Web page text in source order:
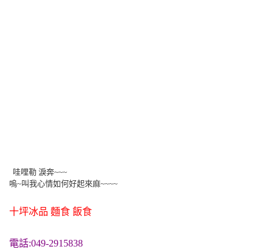
哇哩勒 淚奔~~~
嗚~叫我心情如何好起來麻~~~~
十坪冰品 麵食 飯食
電話:049-2915838